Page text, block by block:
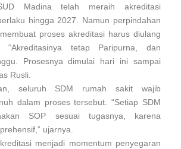
Madina telah meraih akreditasi
hingga 2027. Namun perpindahan
proses akreditasi harus diulang
“Akreditasinya tetap Paripurna, dan
Prosesnya dimulai hari ini sampai
Rusli.
seluruh SDM rumah sakit wajib
dalam proses tersebut. “Setiap SDM
SOP sesuai tugasnya, karena
ujarnya.
menjadi momentum penyegaran